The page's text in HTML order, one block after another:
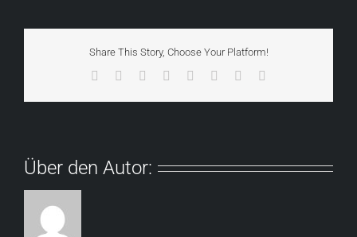
Share This Story, Choose Your Platform!
Facebook Reddit LinkedIn
TumblrPinterest
Über den Autor: